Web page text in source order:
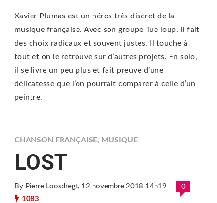
Xavier Plumas est un héros très discret de la
musique française. Avec son groupe Tue loup, il fait
des choix radicaux et souvent justes. Il touche à
tout et on le retrouve sur d’autres projets. En solo,
il se livre un peu plus et fait preuve d’une
délicatesse que l’on pourrait comparer à celle d’un
peintre.
CHANSON FRANÇAISE, MUSIQUE
LOST
By Pierre Loosdregt, 12 novembre 2018 14h19
0
1083